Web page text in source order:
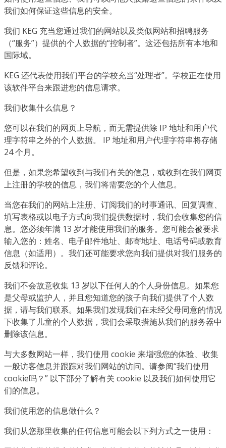
我们如何保证这些信息的安全。
我们 KEG 充当您通过我们的网站以及类似网站和招聘服务
（“服务”）提供的个人数据的“控制者”。这还包括所有本地和
国际域。
KEG 还代表使用我们平台的学校充当“处理者”。学校正在使用
该软件平台来跟进您的信息请求。
我们收集什么信息？
您可以在我们的网页上导航，而无需提供除 IP 地址和用户代
理字符串之外的个人数据。 IP 地址和用户代理字符串将存储
24 个月。
但是，如果您希望收到与我们有关的信息，或收到在我们网页
上注册的学校的信息，我们将需要您的个人信息。
当您在我们的网站上注册、订阅我们的时事通讯、回复调查、
填写表格或以电子方式向我们提供数据时，我们会收集您的信
息。您必须年满 13 岁才能使用我们的服务。您可能会被要求
输入您的：姓名、电子邮件地址、邮寄地址、电话号码或教育
信息（如适用）。我们还可能要求您向我们提供对我们服务的
反馈和评论。
我们不会故意收集 13 岁以下任何人的个人身份信息。如果您
是父母或监护人，并且您知道您的孩子向我们提供了个人数
据，请与我们联系。如果我们发现我们在未经父母同意的情况
下收集了儿童的个人数据，我们会采取措施从我们的服务器中
删除该信息。
与大多数网站一样，我们使用 cookie 来增强您的体验、收集
一般访客信息并跟踪对我们网站的访问。请参阅“我们使用
cookie吗？” 以下部分了解有关 cookie 以及我们如何使用它
们的信息。
我们使用您的信息做什么？
我们从您那里收集的任何信息可能会以下列方式之一使用：